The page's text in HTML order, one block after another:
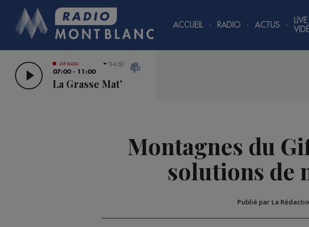
ACCUEIL RADIO ACTUS
LIVE
LIVE RADIO
07:00 - 11:00
La Grasse Mat'
94.60
Montagnes du
solutions de
Publié par La